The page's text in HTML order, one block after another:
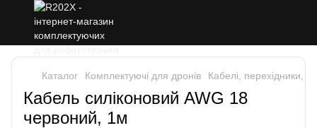
Каталог Комплектуючі для дронів Кабелі, перехідники,
Кабель силіконовий AWG 18
червоний, 1м